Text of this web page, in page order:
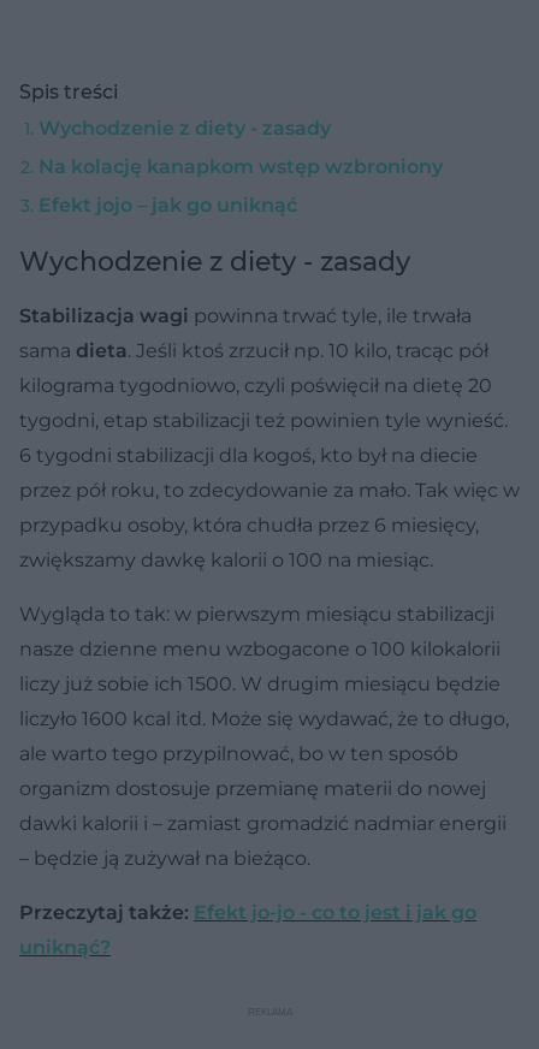
Spis treści
Wychodzenie z diety - zasady
Na kolację kanapkom wstęp wzbroniony
Efekt jojo – jak go uniknąć
Wychodzenie z diety - zasady
Stabilizacja wagi powinna trwać tyle, ile trwała
sama dieta. Jeśli ktoś zrzucił np. 10 kilo, tracąc pół
kilograma tygodniowo, czyli poświęcił na dietę 20
tygodni, etap stabilizacji też powinien tyle wynieść.
6 tygodni stabilizacji dla kogoś, kto był na diecie
przez pół roku, to zdecydowanie za mało. Tak więc w
przypadku osoby, która chudła przez 6 miesięcy,
zwiększamy dawkę kalorii o 100 na miesiąc.
Wygląda to tak: w pierwszym miesiącu stabilizacji
nasze dzienne menu wzbogacone o 100 kilokalorii
liczy już sobie ich 1500. W drugim miesiącu będzie
liczyło 1600 kcal itd. Może się wydawać, że to długo,
ale warto tego przypilnować, bo w ten sposób
organizm dostosuje przemianę materii do nowej
dawki kalorii i – zamiast gromadzić nadmiar energii
– będzie ją zużywał na bieżąco.
Przeczytaj także: Efekt jo-jo - co to jest i jak go
uniknąć?